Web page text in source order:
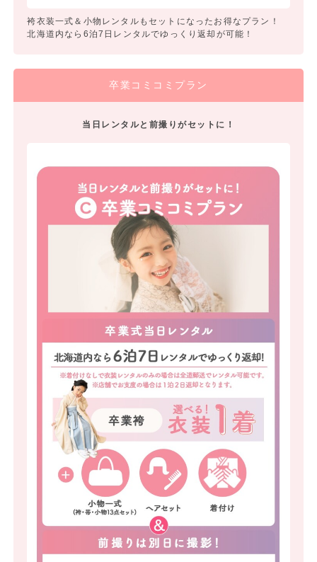
袴衣装一式＆小物レンタルもセットになったお得なプラン！
北海道内なら6泊7日レンタルでゆっくり返却が可能！
卒業コミコミプラン
当日レンタルと前撮りがセットに！